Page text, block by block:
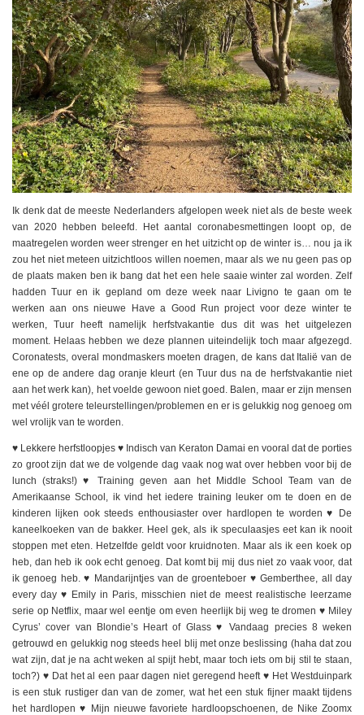
Ik denk dat de meeste Nederlanders afgelopen week niet als de beste week
van 2020 hebben beleefd. Het aantal coronabesmettingen loopt op, de
maatregelen worden weer strenger en het uitzicht op de winter is… nou ja ik
zou het niet meteen uitzichtloos willen noemen, maar als we nu geen pas op
de plaats maken ben ik bang dat het een hele saaie winter zal worden. Zelf
hadden Tuur en ik gepland om deze week naar Livigno te gaan om te
werken aan ons nieuwe Have a Good Run project voor deze winter te
werken, Tuur heeft namelijk herfstvakantie dus dit was het uitgelezen
moment. Helaas hebben we deze plannen uiteindelijk toch maar afgezegd.
Coronatests, overal mondmaskers moeten dragen, de kans dat Italië van de
ene op de andere dag oranje kleurt (en Tuur dus na de herfstvakantie niet
aan het werk kan), het voelde gewoon niet goed. Balen, maar er zijn mensen
met véél grotere teleurstellingen/problemen en er is gelukkig nog genoeg om
wel vrolijk van te worden.
♥️ Lekkere herfstloopjes ♥️ Indisch van Keraton Damai en vooral dat de porties
zo groot zijn dat we de volgende dag vaak nog wat over hebben voor bij de
lunch (straks!) ♥️ Training geven aan het Middle School Team van de
Amerikaanse School, ik vind het iedere training leuker om te doen en de
kinderen lijken ook steeds enthousiaster over hardlopen te worden ♥️ De
kaneelkoeken van de bakker. Heel gek, als ik speculaasjes eet kan ik nooit
stoppen met eten. Hetzelfde geldt voor kruidnoten. Maar als ik een koek op
heb, dan heb ik ook echt genoeg. Dat komt bij mij dus niet zo vaak voor, dat
ik genoeg heb. ♥️ Mandarijntjes van de groenteboer ♥️ Gemberthee, all day
every day ♥️ Emily in Paris, misschien niet de meest realistische leerzame
serie op Netflix, maar wel eentje om even heerlijk bij weg te dromen ♥️ Miley
Cyrus’ cover van Blondie’s Heart of Glass ♥️ Vandaag precies 8 weken
getrouwd en gelukkig nog steeds heel blij met onze beslissing (haha dat zou
wat zijn, dat je na acht weken al spijt hebt, maar toch iets om bij stil te staan,
toch?) ♥️ Dat het al een paar dagen niet geregend heeft ♥️ Het Westduinpark
is een stuk rustiger dan van de zomer, wat het een stuk fijner maakt tijdens
het hardlopen ♥️ Mijn nieuwe favoriete hardloopschoenen, de Nike Zoomx